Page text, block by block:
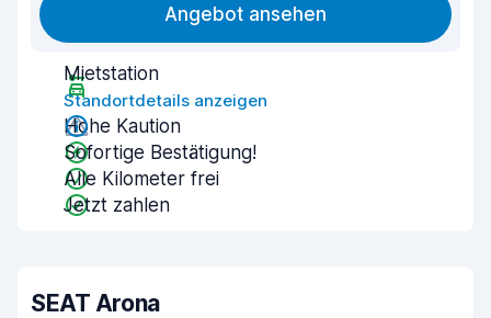
Angebot ansehen
Mietstation
Standortdetails anzeigen
Hohe Kaution
Sofortige Bestätigung!
Alle Kilometer frei
Jetzt zahlen
SEAT Arona